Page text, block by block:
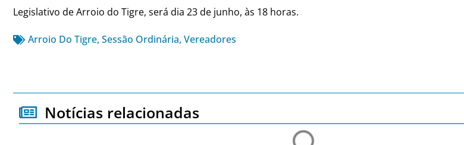
Legislativo de Arroio do Tigre, será dia 23 de junho, às 18 horas.
Arroio Do Tigre, Sessão Ordinária, Vereadores
Notícias relacionadas